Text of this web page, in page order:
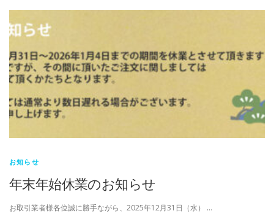
お知らせ
年末年始休業のお知らせ
お取引業者様各位誠に勝手ながら、2025年12月31日（水） …